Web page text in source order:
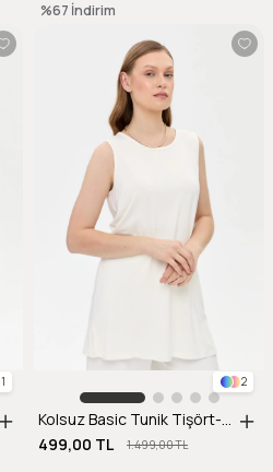
1 2
Kolsuz Basic Tunik Tişört-KEMIK
499,00 TL
1.499,00 TL
%67 İndirim